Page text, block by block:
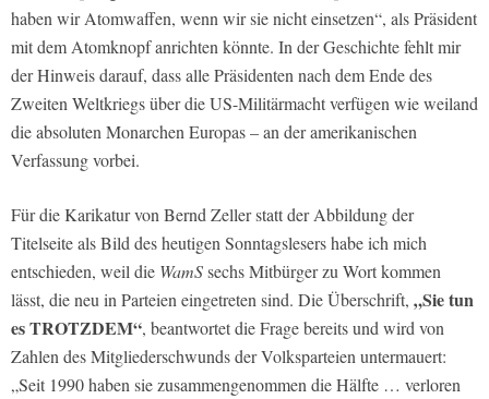
haben wir Atomwaffen, wenn wir sie nicht einsetzen“, als Präsident
mit dem Atomknopf anrichten könnte. In der Geschichte fehlt mir
der Hinweis darauf, dass alle Präsidenten nach dem Ende des
Zweiten Weltkriegs über die US-Militärmacht verfügen wie weiland
die absoluten Monarchen Europas – an der amerikanischen
Verfassung vorbei.
Für die Karikatur von Bernd Zeller statt der Abbildung der
Titelseite als Bild des heutigen Sonntagslesers habe ich mich
entschieden, weil die WamSsechs Mitbürger zu Wort kommen
lässt, die neu in Parteien eingetreten sind. Die Überschrift, „Sie tun
es TROTZDEM“, beantwortet die Frage bereits und wird von
Zahlen des Mitgliederschwunds der Volksparteien untermauert:
„Seit 1990 haben sie zusammengenommen die Hälfte … verloren